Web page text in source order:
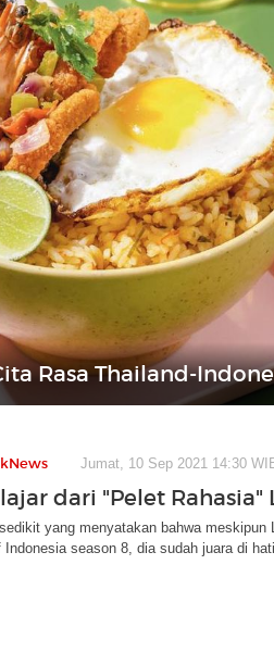
Rasa Thailand-
Jumat, 10 Sep 2021 14:30
dari "Pelet Rahasia"
yang menyatakan bahwa meskipun
Indonesia season 8, dia sudah juara di